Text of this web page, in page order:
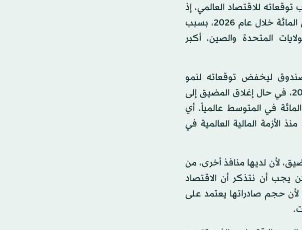
للاقتصاد العالمي، إذ
كان في بداية العام يتوقع نمواً بمعدل 3.4 في المائة خلال عام 2026، بسبب
المتحدة والصين، أكبر
ليخفض توقعاته لنمو
الاقتصاد الدولي بنسبة 40 في المائة خلال 2026، في حال إغلاق المضيق إلى
وتوقع ارتفاع التضخم إلى 6 في المائة في المتوسط عالمياً. أي
المالية العالمية في
لأن لديها منافذ أخرى، من
يجب أن نتذكر أن الاقتصاد
لأن حجم صادراتها يعتمد على